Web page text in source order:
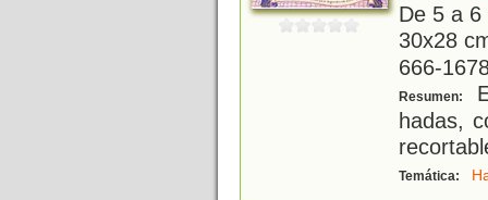
De 5 a
30x28
666-
Resumen:
hadas,
Temática: